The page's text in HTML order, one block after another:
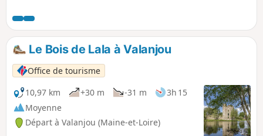
tuffeau et le falun, les deux roches
emblématiques de l'Anjou et de ses
châteaux.
Le Bois de Lala à Valanjou
Office de tourisme
10,97 km
+30 m -31 m
3h 15
Moyenne
Départ à Valanjou (Maine-et-Loire)